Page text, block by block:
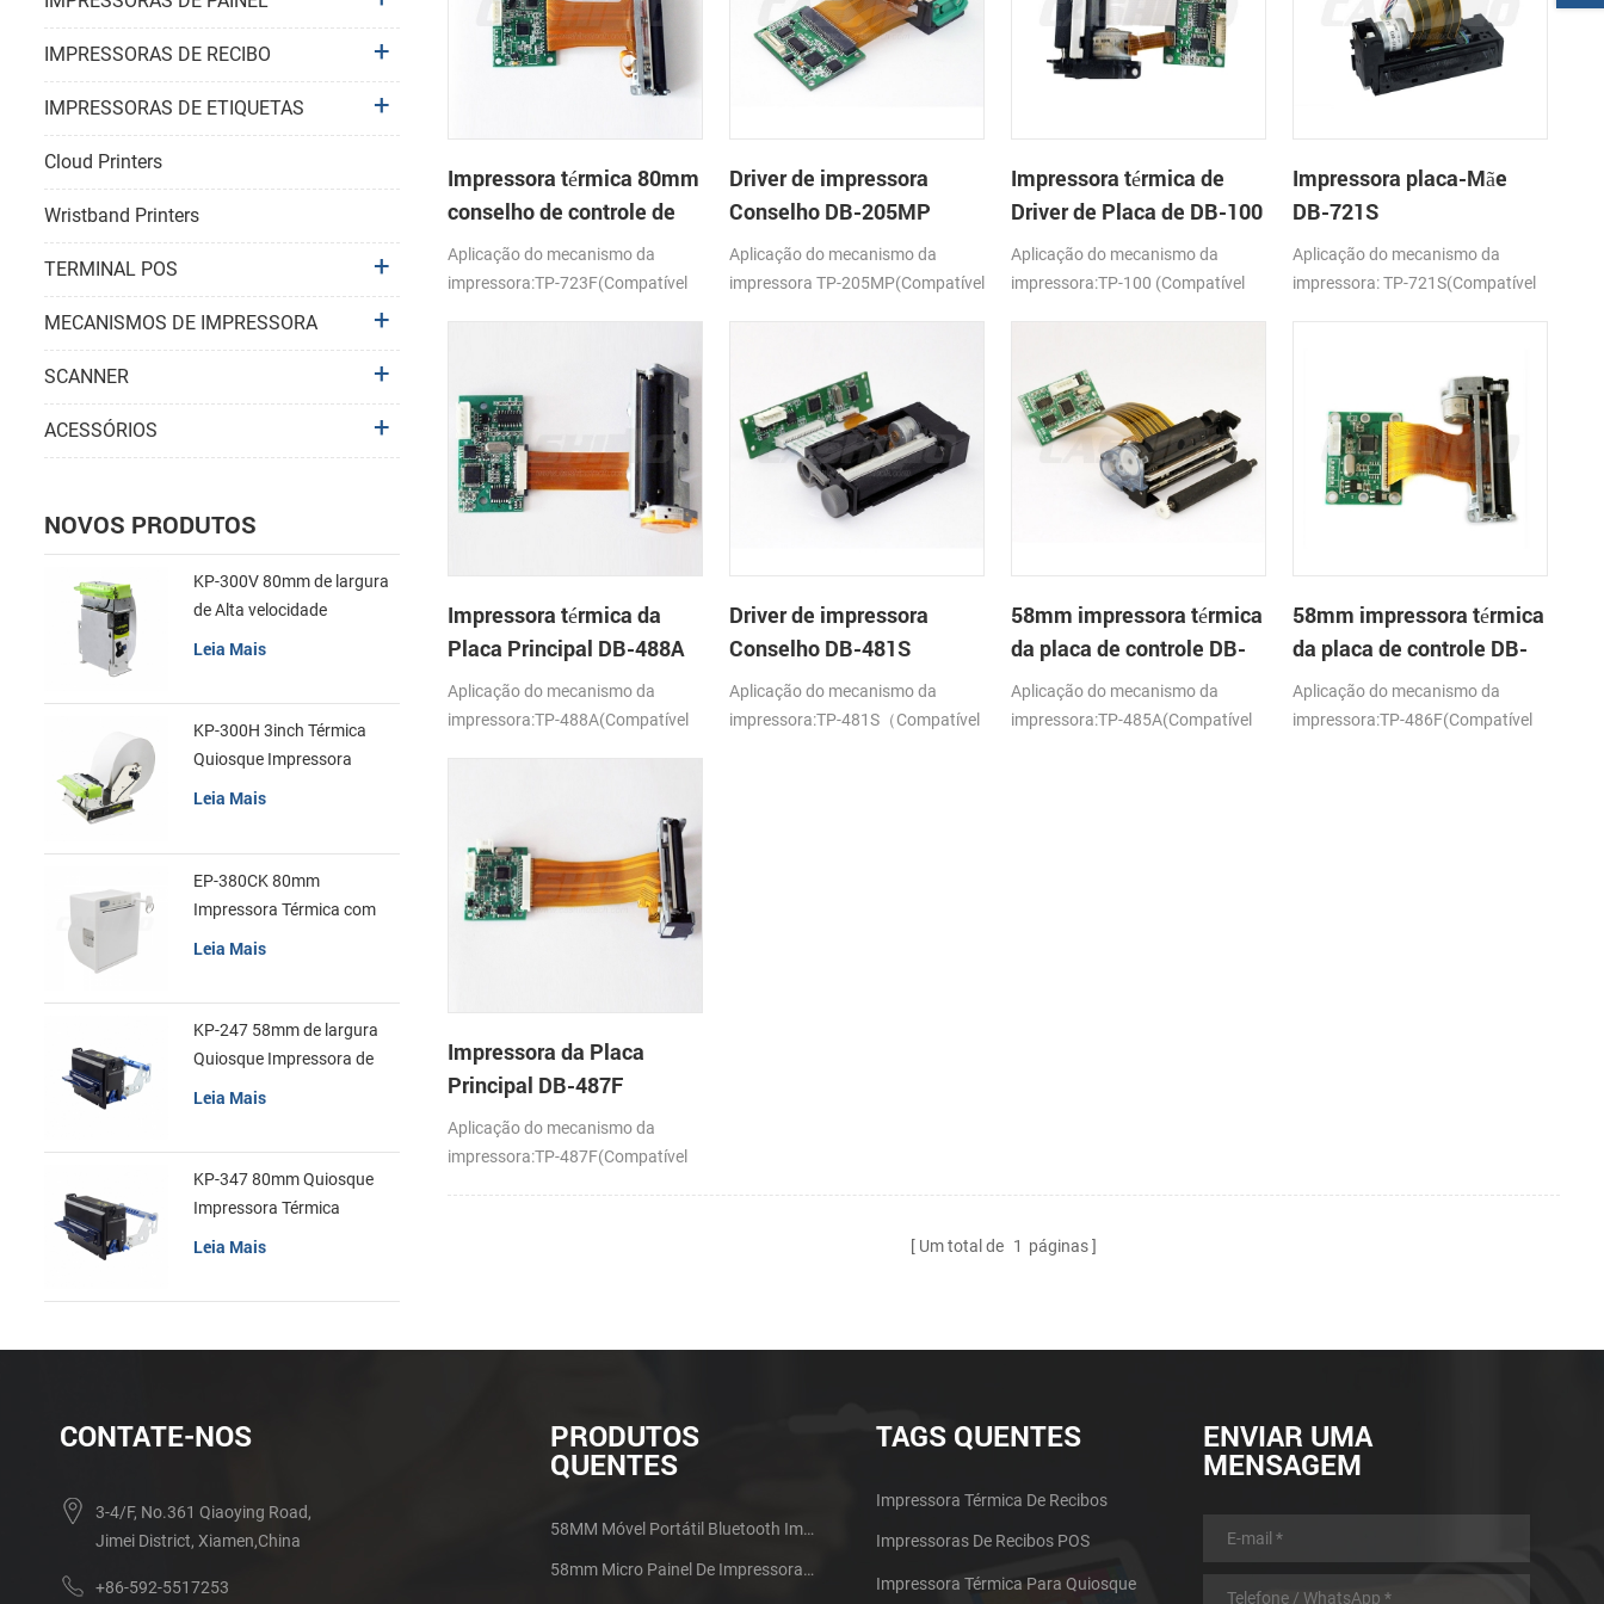
Impressora térmica 80mm
conselho de controle de
DB-723F
Aplicação do mecanismo da
impressora:TP-723F(Compatível
Driver de impressora
Conselho DB-205MP
Aplicação do mecanismo da
impressora TP-205MP(Compatível
Impressora térmica de
Driver de Placa de DB-100
Aplicação do mecanismo da
impressora:TP-100 (Compatível
Impressora placa-Mãe
DB-721S
Aplicação do mecanismo da
impressora: TP-721S(Compatível
Impressora térmica da
Placa Principal DB-488A
Aplicação do mecanismo da
impressora:TP-488A(Compatível
Driver de impressora
Conselho DB-481S
Aplicação do mecanismo da
impressora:TP-481S（Compatível
58mm impressora térmica
da placa de controle DB-
485A
Aplicação do mecanismo da
impressora:TP-485A(Compatível
58mm impressora térmica
da placa de controle DB-
486F
Aplicação do mecanismo da
impressora:TP-486F(Compatível
Impressora da Placa
Principal DB-487F
Aplicação do mecanismo da
impressora:TP-487F(Compatível
Um total de 1 páginas
IMPRESSORAS DE RECIBO
IMPRESSORAS DE ETIQUETAS
Cloud Printers
Wristband Printers
TERMINAL POS
MECANISMOS DE IMPRESSORA
SCANNER
ACESSÓRIOS
NOVOS PRODUTOS
KP-300V 80mm de largura
de Alta velocidade
Quiosque Impressora
Leia Mais
KP-300H 3inch Térmica
Quiosque Impressora
Módulo de
Leia Mais
EP-380CK 80mm
Impressora Térmica com
Tampa de Bloqueio
Leia Mais
KP-247 58mm de largura
Quiosque Impressora de
recibos
Leia Mais
KP-347 80mm Quiosque
Impressora Térmica
Leia Mais
CONTATE-NOS
3-4/F, No.361 Qiaoying Road,
Jimei District, Xiamen,China
+86-592-5517253
PRODUTOS
QUENTES
58MM Móvel Portátil Bluetooth Impressora Térmica PTP-II
58mm Micro Painel De Impressora De Recibos Térmica CSN-A1
TAGS QUENTES
Impressora Térmica De Recibos
Impressoras De Recibos POS
Impressora Térmica Para Quiosque
ENVIAR UMA
MENSAGEM